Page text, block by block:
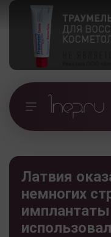
Латвия
немногих
имплантаты